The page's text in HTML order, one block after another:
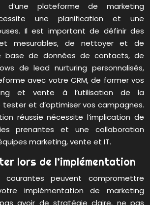
d’une plateforme de marketing
une planification et une
Il est important de définir des
mesurables, de nettoyer et de
base de données de contacts, de
de lead nurturing personnalisés,
avec votre CRM, de former vos
et vente à l’utilisation de la
et d’optimiser vos campagnes.
réussie nécessite l’implication de
prenantes et une collaboration
marketing, vente et IT.
lors de l’implémentation
courantes peuvent compromettre
implémentation de marketing
avoir de stratégie claire, ne pas